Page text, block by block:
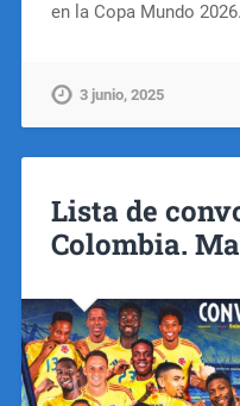
en la Copa Mundo 2026.
3 junio, 2025
Lista de
Colombia.